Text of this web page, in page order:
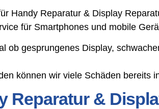
Handy Reparatur & Display
für Smartphones und mobile
gesprungenes Display,
können wir viele Schäden bereits
Reparatur &